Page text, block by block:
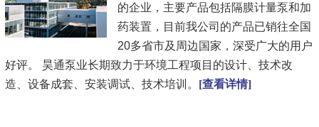
的企业，主要产品包括隔膜计量泵和加
药装置，目前我公司的产品已销往全国
20多省市及周边国家，深受广大的用户
好评。 昊通泵业长期致力于环境工程项目的设计、技术改
造、设备成套、安装调试、技术培训。 [查看详情]